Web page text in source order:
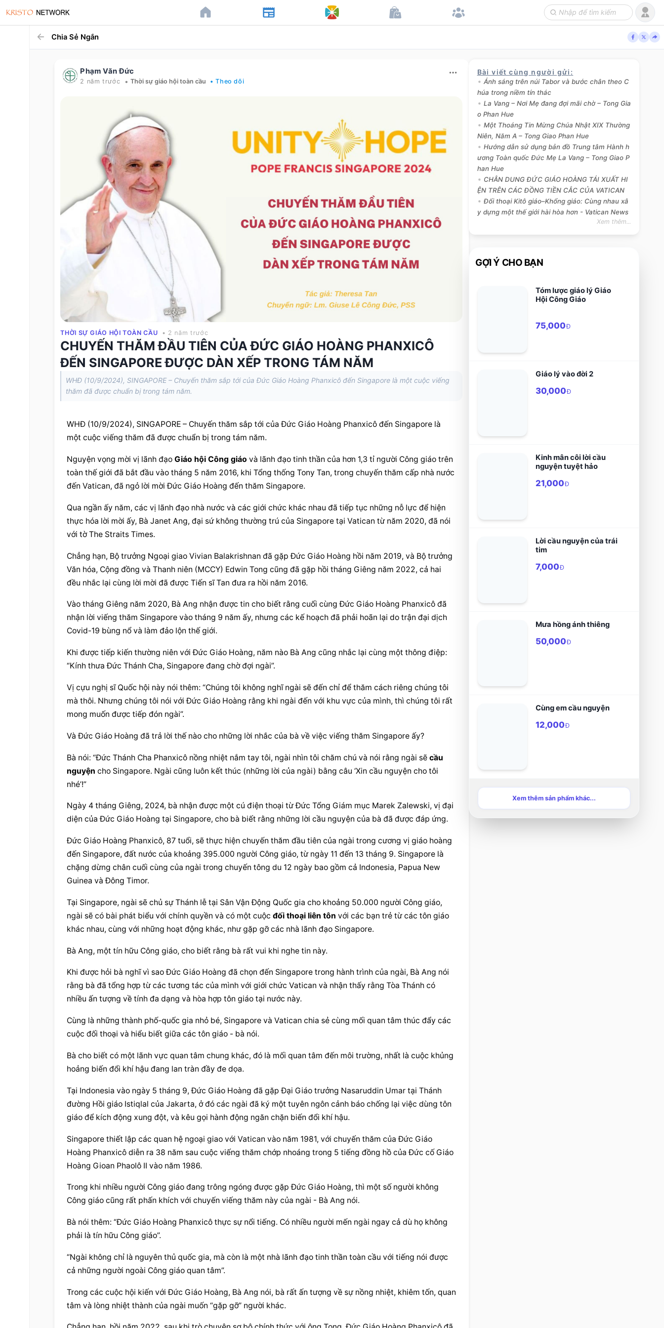
Chia Sẻ Ngắn
Phạm Văn Đức
2 năm trước • Thời sự giáo hội toàn cầu • Theo dõi
THỜI SỰ GIÁO HỘI TOÀN CẦU • 2 năm trước
CHUYẾN THĂM ĐẦU TIÊN CỦA ĐỨC GIÁO HOÀNG PHANXICÔ
ĐẾN SINGAPORE ĐƯỢC DÀN XẾP TRONG TÁM NĂM
WHĐ (10/9/2024), SINGAPORE – Chuyến thăm sắp tới của Đức Giáo Hoàng Phanxicô đến Singapore là một cuộc viếng
thăm đã được chuẩn bị trong tám năm.
WHĐ (10/9/2024), SINGAPORE – Chuyến thăm sắp tới của Đức Giáo Hoàng Phanxicô đến Singapore là
một cuộc viếng thăm đã được chuẩn bị trong tám năm.
Nguyện vọng mời vị lãnh đạo Giáo hội Công giáo và lãnh đạo tinh thần của hơn 1,3 tỉ người Công giáo trên
toàn thế giới đã bắt đầu vào tháng 5 năm 2016, khi Tổng thống Tony Tan, trong chuyến thăm cấp nhà nước
đến Vatican, đã ngỏ lời mời Đức Giáo Hoàng đến thăm Singapore.
Qua ngần ấy năm, các vị lãnh đạo nhà nước và các giới chức khác nhau đã tiếp tục những nỗ lực để hiện
thực hóa lời mời ấy, Bà Janet Ang, đại sứ không thường trú của Singapore tại Vatican từ năm 2020, đã nói
với tờ The Straits Times.
Chẳng hạn, Bộ trưởng Ngoại giao Vivian Balakrishnan đã gặp Đức Giáo Hoàng hồi năm 2019, và Bộ trưởng
Văn hóa, Cộng đồng và Thanh niên (MCCY) Edwin Tong cũng đã gặp hồi tháng Giêng năm 2022, cả hai
đều nhắc lại cùng lời mời đã được Tiến sĩ Tan đưa ra hồi năm 2016.
Vào tháng Giêng năm 2020, Bà Ang nhận được tin cho biết rằng cuối cùng Đức Giáo Hoàng Phanxicô đã
nhận lời viếng thăm Singapore vào tháng 9 năm ấy, nhưng các kế hoạch đã phải hoãn lại do trận đại dịch
Covid-19 bùng nổ và làm đảo lộn thế giới.
Khi được tiếp kiến thường niên với Đức Giáo Hoàng, năm nào Bà Ang cũng nhắc lại cùng một thông điệp:
“Kính thưa Đức Thánh Cha, Singapore đang chờ đợi ngài”.
Vị cựu nghị sĩ Quốc hội này nói thêm: “Chúng tôi không nghĩ ngài sẽ đến chỉ để thăm cách riêng chúng tôi
mà thôi. Nhưng chúng tôi nói với Đức Giáo Hoàng rằng khi ngài đến với khu vực của mình, thì chúng tôi rất
mong muốn được tiếp đón ngài”.
Và Đức Giáo Hoàng đã trả lời thế nào cho những lời nhắc của bà về việc viếng thăm Singapore ấy?
Bà nói: “Đức Thánh Cha Phanxicô nồng nhiệt nắm tay tôi, ngài nhìn tôi chăm chú và nói rằng ngài sẽ cầu
nguyện cho Singapore. Ngài cũng luôn kết thúc (những lời của ngài) bằng câu ‘Xin cầu nguyện cho tôi
nhé’!”
Ngày 4 tháng Giêng, 2024, bà nhận được một cú điện thoại từ Đức Tổng Giám mục Marek Zalewski, vị đại
diện của Đức Giáo Hoàng tại Singapore, cho bà biết rằng những lời cầu nguyện của bà đã được đáp ứng.
Đức Giáo Hoàng Phanxicô, 87 tuổi, sẽ thực hiện chuyến thăm đầu tiên của ngài trong cương vị giáo hoàng
đến Singapore, đất nước của khoảng 395.000 người Công giáo, từ ngày 11 đến 13 tháng 9. Singapore là
chặng dừng chân cuối cùng của ngài trong chuyến tông du 12 ngày bao gồm cả Indonesia, Papua New
Guinea và Đông Timor.
Tại Singapore, ngài sẽ chủ sự Thánh lễ tại Sân Vận Động Quốc gia cho khoảng 50.000 người Công giáo,
ngài sẽ có bài phát biểu với chính quyền và có một cuộc đối thoại liên tôn với các bạn trẻ từ các tôn giáo
khác nhau, cùng với những hoạt động khác, như gặp gỡ các nhà lãnh đạo Singapore.
Bà Ang, một tín hữu Công giáo, cho biết rằng bà rất vui khi nghe tin này.
Khi được hỏi bà nghĩ vì sao Đức Giáo Hoàng đã chọn đến Singapore trong hành trình của ngài, Bà Ang nói
rằng bà đã tổng hợp từ các tương tác của mình với giới chức Vatican và nhận thấy rằng Tòa Thánh có
nhiều ấn tượng về tính đa dạng và hòa hợp tôn giáo tại nước này.
Cùng là những thành phố-quốc gia nhỏ bé, Singapore và Vatican chia sẻ cùng mối quan tâm thúc đẩy các
cuộc đối thoại và hiểu biết giữa các tôn giáo - bà nói.
Bà cho biết có một lãnh vực quan tâm chung khác, đó là mối quan tâm đến môi trường, nhất là cuộc khủng
hoảng biến đổi khí hậu đang lan tràn đầy đe dọa.
Tại Indonesia vào ngày 5 tháng 9, Đức Giáo Hoàng đã gặp Đại Giáo trưởng Nasaruddin Umar tại Thánh
đường Hồi giáo Istiqlal của Jakarta, ở đó các ngài đã ký một tuyên ngôn cảnh báo chống lại việc dùng tôn
giáo để kích động xung đột, và kêu gọi hành động ngăn chặn biến đổi khí hậu.
Singapore thiết lập các quan hệ ngoại giao với Vatican vào năm 1981, với chuyến thăm của Đức Giáo
Hoàng Phanxicô diễn ra 38 năm sau cuộc viếng thăm chớp nhoáng trong 5 tiếng đồng hồ của Đức cố Giáo
Hoàng Gioan Phaolô II vào năm 1986.
Trong khi nhiều người Công giáo đang trông ngóng được gặp Đức Giáo Hoàng, thì một số người không
Công giáo cũng rất phấn khích với chuyến viếng thăm này của ngài - Bà Ang nói.
Bà nói thêm: “Đức Giáo Hoàng Phanxicô thực sự nổi tiếng. Có nhiều người mến ngài ngay cả dù họ không
phải là tín hữu Công giáo”.
“Ngài không chỉ là nguyên thủ quốc gia, mà còn là một nhà lãnh đạo tinh thần toàn cầu với tiếng nói được
cả những người ngoài Công giáo quan tâm”.
Trong các cuộc hội kiến với Đức Giáo Hoàng, Bà Ang nói, bà rất ấn tượng về sự nồng nhiệt, khiêm tốn, quan
tâm và lòng nhiệt thành của ngài muốn “gặp gỡ” người khác.
Bài viết cùng người gửi :
Ánh sáng trên núi Tabor và bước chân theo C
húa trong niềm tín thác
La Vang – Nơi Mẹ đang đợi mãi chờ – Tong Gia
o Phan Hue
Một Thoáng Tin Mừng Chúa Nhật XIX Thường
Niên, Năm A – Tong Giao Phan Hue
Hướng dẫn sử dụng bản đồ Trung tâm Hành h
ương Toàn quốc Đức Mẹ La Vang – Tong Giao P
han Hue
CHÂN DUNG ĐỨC GIÁO HOÀNG TÁI XUẤT HI
ỆN TRÊN CÁC ĐỒNG TIỀN CẮC CỦA VATICAN
Đối thoại Kitô giáo–Khổng giáo: Cùng nhau xâ
y dựng một thế giới hài hòa hơn - Vatican News
Xem thêm...
GỢI Ý CHO BẠN
Tóm lược giáo lý Giáo
Hội Công Giáo
75,000Đ
Giáo lý vào đời 2
30,000Đ
Kinh mân côi lời cầu
nguyện tuyệt hảo
21,000Đ
Lời cầu nguyện của trái
tim
7,000Đ
Mưa hồng ánh thiêng
50,000Đ
Cùng em cầu nguyện
12,000Đ
Xem thêm sản phẩm khác...